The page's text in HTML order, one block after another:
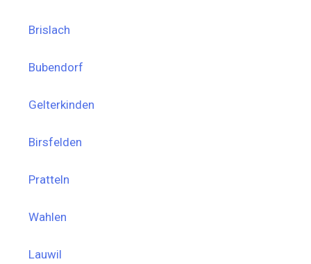
Brislach
Bubendorf
Gelterkinden
Birsfelden
Pratteln
Wahlen
Lauwil